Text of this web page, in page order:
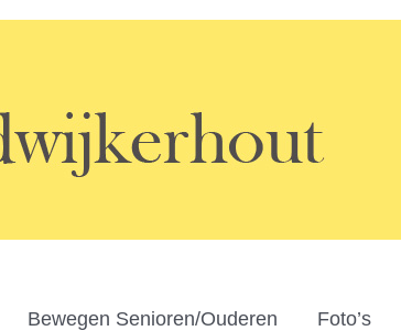
Bewegen Senioren/Ouderen Foto’s